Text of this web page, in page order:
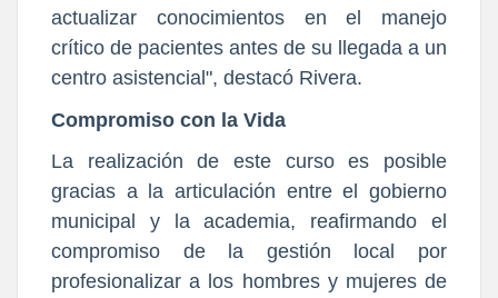
actualizar conocimientos en el manejo
crítico de pacientes antes de su llegada a un
centro asistencial", destacó Rivera.
Compromiso con la Vida
La realización de este curso es posible
gracias a la articulación entre el gobierno
municipal y la academia, reafirmando el
compromiso de la gestión local por
profesionalizar a los hombres y mujeres de